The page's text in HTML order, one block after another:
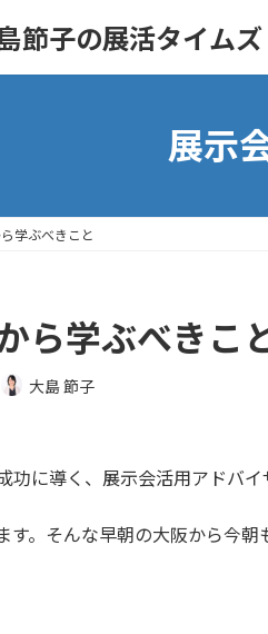
節子の展活タイムズ
展示
学ぶべきこと
ら学ぶべきこ
大島 節子
に導く、展示会活用アドバイ
。そんな早朝の大阪から今朝